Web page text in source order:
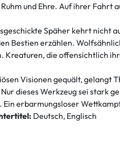
Ruhm und Ehre. Auf ihrer
Späher kehrt nicht
Bestien erzählen.
Kreaturen, die offensichtlich
Visionen gequält, gelangt
dieses Werkzeug sei stark
Ein erbarmungsloser
Deutsch, Englisch